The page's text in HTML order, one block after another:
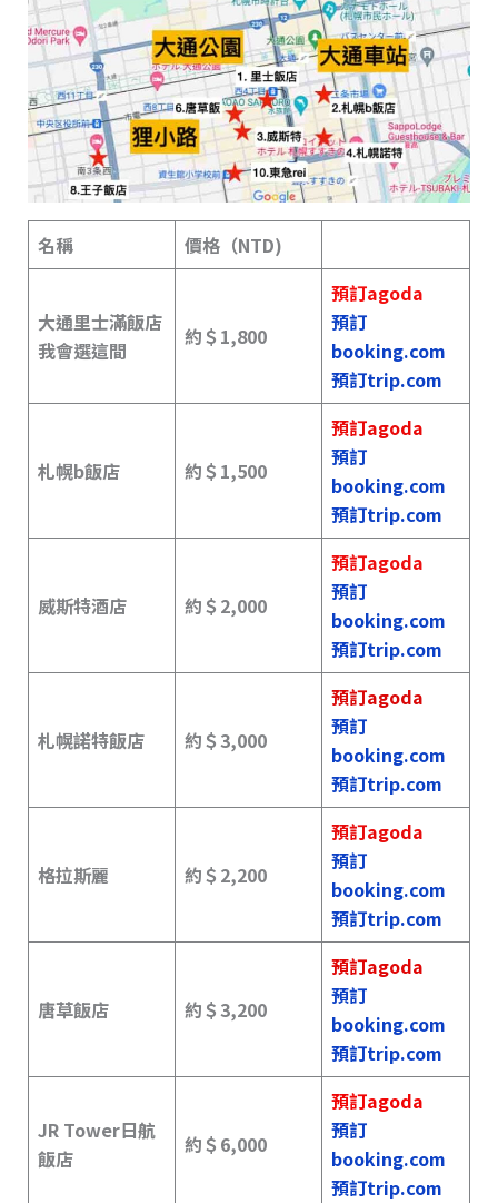
名稱 價格（NTD)
大通里士滿飯店
我會選這間
約＄1,800
預訂agoda
預訂
booking.com
預訂trip.com
札幌b飯店 約＄ 1,500
預訂agoda
預訂
booking.com
預訂trip.com
威斯特酒店 約＄2,000
預訂agoda
預訂
booking.com
預訂trip.com
札幌諾特飯店 約＄3,000
預訂agoda
預訂
booking.com
預訂trip.com
格拉斯麗 約＄ 2,200
預訂agoda
預訂
booking.com
預訂trip.com
唐草飯店 約＄3,200
預訂agoda
預訂
booking.com
預訂trip.com
JR Tower日航
飯店
約＄ 6,000
預訂agoda
預訂
booking.com
預訂trip.com